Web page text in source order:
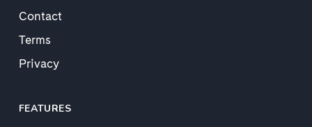
Contact
Terms
Privacy
FEATURES